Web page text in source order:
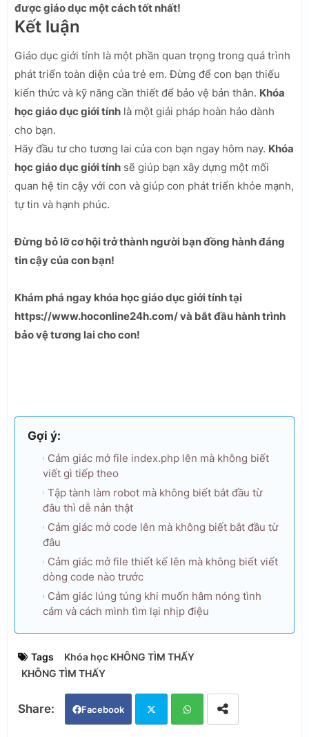
được giáo dục một cách tốt nhất!
Kết luận
Giáo dục giới tính là một phần quan trọng trong quá trình
phát triển toàn diện của trẻ em. Đừng để con bạn thiếu
kiến thức và kỹ năng cần thiết để bảo vệ bản thân. Khóa
học giáo dục giới tính là một giải pháp hoàn hảo dành
cho bạn.
Hãy đầu tư cho tương lai của con bạn ngay hôm nay. Khóa
học giáo dục giới tính sẽ giúp bạn xây dựng một mối
quan hệ tin cậy với con và giúp con phát triển khỏe mạnh,
tự tin và hạnh phúc.
Đừng bỏ lỡ cơ hội trở thành người bạn đồng hành đáng
tin cậy của con bạn!
Khám phá ngay khóa học giáo dục giới tính tại
https://www.hoconline24h.com/ và bắt đầu hành trình
bảo vệ tương lai cho con!
Gợi ý:
Cảm giác mở file index.php lên mà không biết
viết gì tiếp theo
Tập tành làm robot mà không biết bắt đầu từ
đâu thì dễ nản thật
Cảm giác mở code lên mà không biết bắt đầu từ
đâu
Cảm giác mở file thiết kế lên mà không biết viết
dòng code nào trước
Cảm giác lúng túng khi muốn hâm nóng tình
cảm và cách mình tìm lại nhịp điệu
Tags
Khóa học KHÔNG TÌM THẤY
KHÔNG TÌM THẤY
Facebook